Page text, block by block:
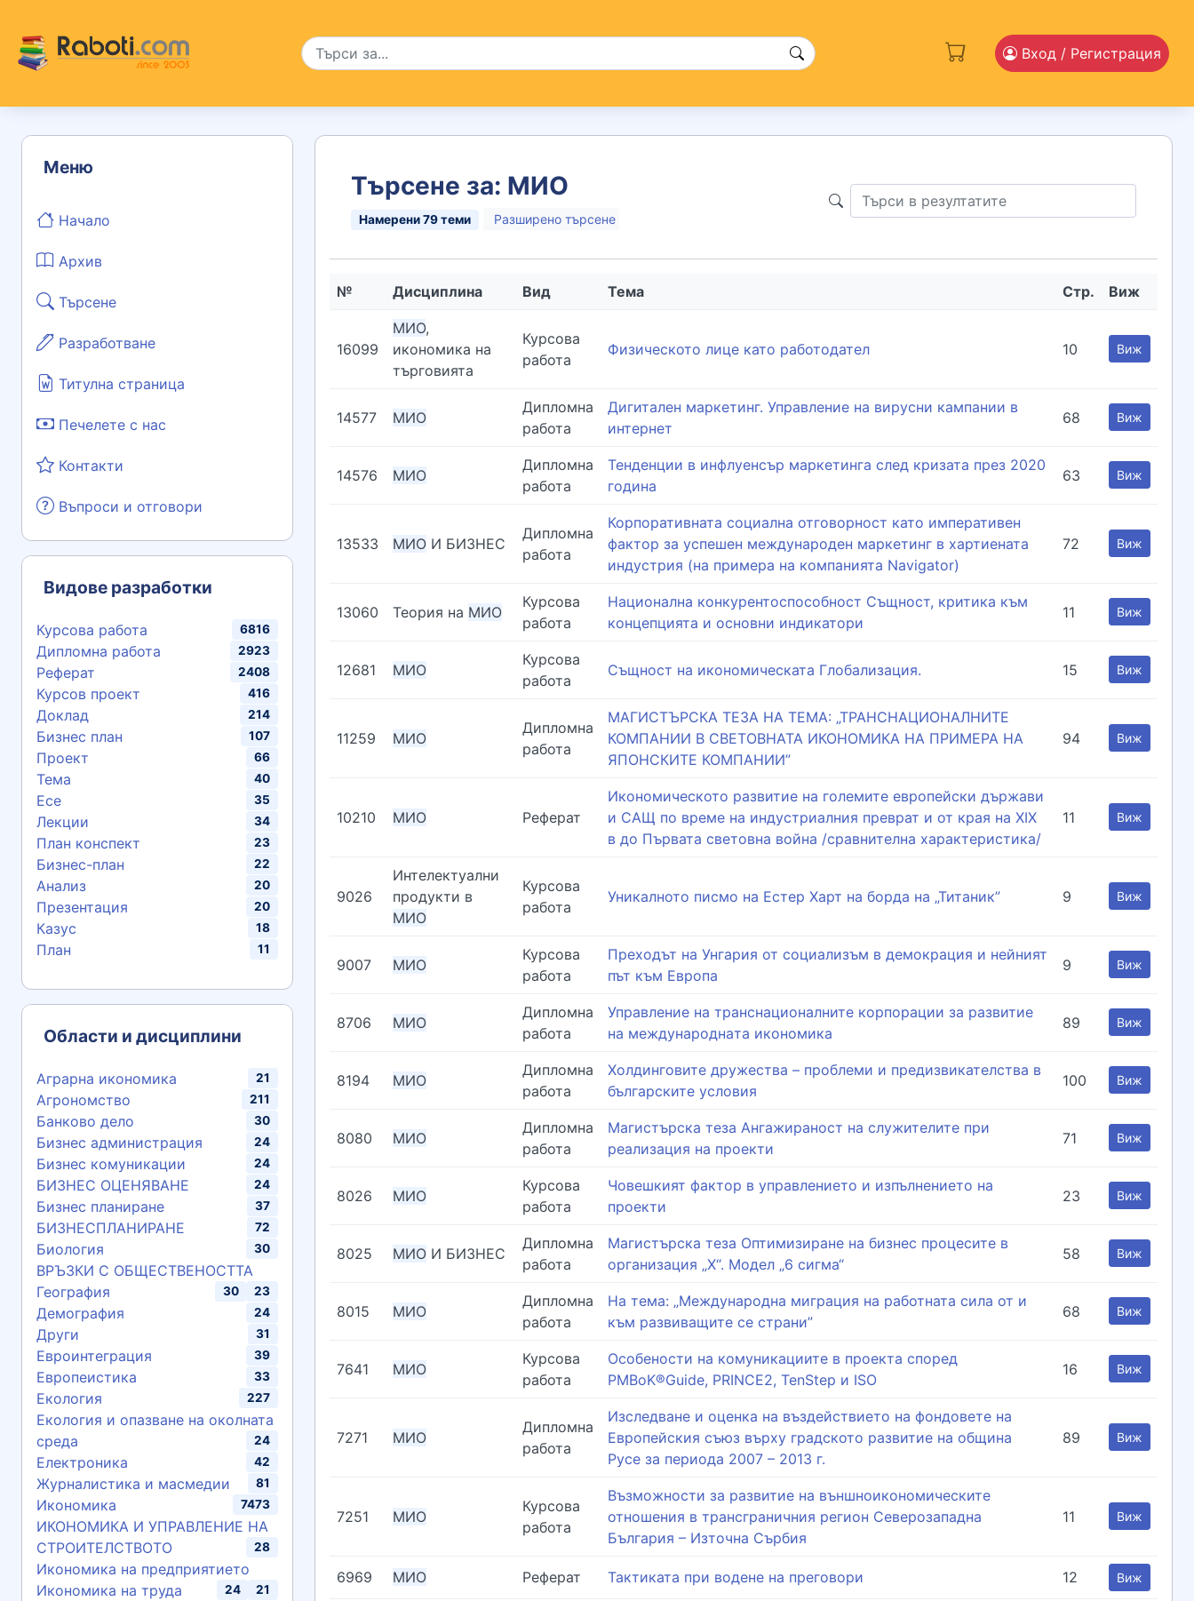
Вход / Регистрация
Меню
Начало
Архив
Търсене
Разработване
Титулна страница
Печелете с нас
Контакти
Въпроси и отговори
Видове разработки
Курсова работа 6816
Дипломна работа 2923
Реферат 2408
Курсов проект 416
Доклад 214
Бизнес план 107
Проект 66
Тема 40
Есе 35
Лекции 34
План конспект 23
Бизнес-план 22
Анализ 20
Презентация 20
Казус 18
План 11
Области и дисциплини
Аграрна икономика 21
Агрономство 211
Банково дело 30
Бизнес администрация 24
Бизнес комуникации 24
БИЗНЕС ОЦЕНЯВАНЕ 24
Бизнес планиране 37
БИЗНЕСПЛАНИРАНЕ 72
Биология 30
ВРЪЗКИ С ОБЩЕСТВЕНОСТТА
23
География 30
Демография 24
Други 31
Евроинтеграция 39
Европеистика 33
Екология 227
Екология и опазване на околната
среда
24
Електроника 42
Журналистика и масмедии 81
Икономика 7473
ИКОНОМИКА И УПРАВЛЕНИЕ НА
СТРОИТЕЛСТВОТО
28
Икономика на предприятието
21
Икономика на труда 24
Търсене за: МИО
Намерени79теми Разширено търсене
№ Дисциплина Вид Тема Стр. Виж
16099
МИО,
икономика на
търговията
Курсова
работа
Физическото лице като работодател 10 Виж
14577 МИО
Дипломна
работа
Дигитален маркетинг. Управление на вирусни кампании в
интернет
68 Виж
14576 МИО
Дипломна
работа
Тенденции в инфлуенсър маркетинга след кризата през 2020
година
63 Виж
13533 МИО И БИЗНЕС
Дипломна
работа
Корпоративната социална отговорност като императивен
фактор за успешен международен маркетинг в хартиената
индустрия (на примера на компанията Navigator)
72 Виж
13060 Теория на МИО
Курсова
работа
Национална конкурентоспособност Същност, критика към
концепцията и основни индикатори
11 Виж
12681 МИО
Курсова
работа
Същност на икономическата Глобализация. 15 Виж
11259 МИО
Дипломна
работа
МАГИСТЪРСКА ТЕЗА НА ТЕМА: „ТРАНСНАЦИОНАЛНИТЕ
КОМПАНИИ В СВЕТОВНАТА ИКОНОМИКА НА ПРИМЕРА НА
ЯПОНСКИТЕ КОМПАНИИ”
94 Виж
10210 МИО Реферат
Икономическото развитие на големите европейски държави
и САЩ по време на индустриалния преврат и от края на ХІХ
в до Първата световна война /сравнителна характеристика/
11 Виж
9026
Интелектуални
продукти в
МИО
Курсова
работа
Уникалното писмо на Естер Харт на борда на „Титаник” 9 Виж
9007 МИО
Курсова
работа
Преходът на Унгария от социализъм в демокрация и нейният
път към Европа
9 Виж
8706 МИО
Дипломна
работа
Упрaвление нa трaнснaционaлните корпорaции зa рaзвитие
нa междунaроднaтa икономикa
89 Виж
8194 МИО
Дипломна
работа
Холдинговите дружества – проблеми и предизвикателства в
българските условия
100 Виж
8080 МИО
Дипломна
работа
Магистърска теза Ангажираност на служителите при
реализация на проекти
71 Виж
8026 МИО
Курсова
работа
Човешкият фактор в управлението и изпълнението на
проекти
23 Виж
8025 МИО И БИЗНЕС
Дипломна
работа
Магистърска теза Оптимизиране на бизнес процесите в
организация „Х“. Модел „6 сигма“
58 Виж
8015 МИО
Дипломна
работа
На тема: „Международна миграция на работната сила от и
към развиващите се страни”
68 Виж
7641 МИО
Курсова
работа
Особености на комуникациите в проекта според
PMBoK®Guide, PRINCE2, TenStep и ISO
16 Виж
7271 МИО
Дипломна
работа
Изследване и оценка на въздействието на фондовете на
Европейския съюз върху градското развитие на община
Русе за периода 2007 – 2013 г.
89 Виж
7251 МИО
Курсова
работа
Възможности за развитие на външноикономическите
отношения в трансграничния регион Северозападна
България – Източна Сърбия
11 Виж
6969 МИО Реферат Тактиката при водене на преговори 12 Виж